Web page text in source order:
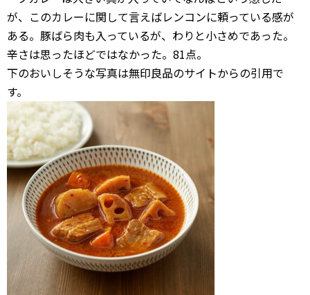
が、このカレーに関して言えばレンコンに頼っている感が
ある。豚ばら肉も入っているが、わりと小さめであった。
辛さは思ったほどではなかった。81点。
下のおいしそうな写真は無印良品のサイトからの引用で
す。